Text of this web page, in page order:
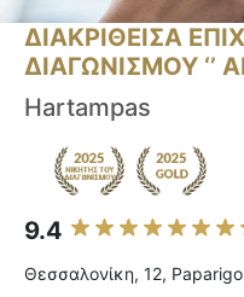
ΔΙΑΚΡΙΘΕΙΣΑ
ΔΙΑΓΩΝΙΣΜΟΥ ‘’
Hartampas
9.4
Θεσσαλονίκη, 12,